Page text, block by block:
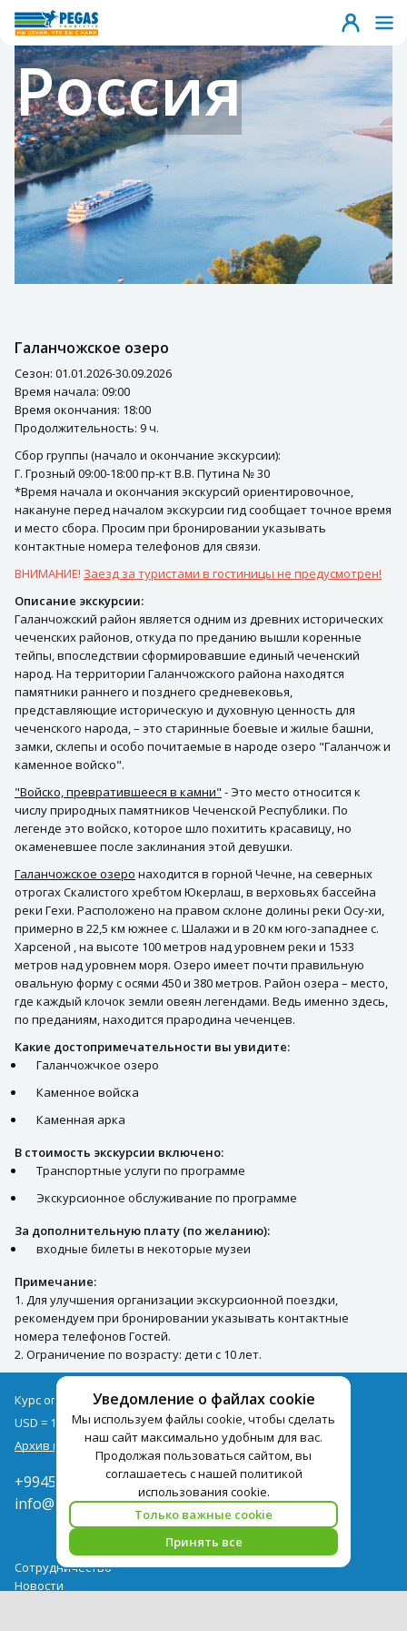
Россия
Галанчожское озеро
Сезон: 01.01.2026-30.09.2026
Время начала: 09:00
Время окончания: 18:00
Продолжительность: 9 ч.
Сбор группы (начало и окончание экскурсии):
Г. Грозный 09:00-18:00 пр-кт В.В. Путина № 30
*Время начала и окончания экскурсий ориентировочное,
накануне перед началом экскурсии гид сообщает точное время
и место сбора. Просим при бронировании указывать
контактные номера телефонов для связи.
ВНИМАНИЕ! Заезд за туристами в гостиницы не предусмотрен!
Описание экскурсии:
Галанчожский район является одним из древних исторических
чеченских районов, откуда по преданию вышли коренные
тейпы, впоследствии сформировавшие единый чеченский
народ. На территории Галанчожского района находятся
памятники раннего и позднего средневековья,
представляющие историческую и духовную ценность для
чеченского народа, – это старинные боевые и жилые башни,
замки, склепы и особо почитаемые в народе озеро "Галанчож и
каменное войско".
"Войско, превратившееся в камни" - Это место относится к
числу природных памятников Чеченской Республики. По
легенде это войско, которое шло похитить красавицу, но
окаменевшее после заклинания этой девушки.
Галанчожское озеро находится в горной Чечне, на северных
отрогах Скалистого хребтом Юкерлаш, в верховьях бассейна
реки Гехи. Расположено на правом склоне долины реки Осу-хи,
примерно в 22,5 км южнее с. Шалажи и в 20 км юго-западнее с.
Харсеной , на высоте 100 метров над уровнем реки и 1533
метров над уровнем моря. Озеро имеет почти правильную
овальную форму с осями 450 и 380 метров. Район озера – место,
где каждый клочок земли овеян легендами. Ведь именно здесь,
по преданиям, находится прародина чеченцев.
Какие достопримечательности вы увидите:
Галанчожчкое озеро
Каменное войска
Каменная арка
В стоимость экскурсии включено:
Транспортные услуги по программе
Экскурсионное обслуживание по программе
За дополнительную плату (по желанию):
входные билеты в некоторые музеи
Примечание:
1. Для улучшения организации экскурсионной поездки,
рекомендуем при бронировании указывать контактные
номера телефонов Гостей.
2. Ограничение по возрасту: дети с 10 лет.
Уведомление о файлах cookie
Мы используем файлы cookie, чтобы сделать
наш сайт максимально удобным для вас.
Продолжая пользоваться сайтом, вы
соглашаетесь с нашей политикой
использования cookie.
Только важные cookie
Принять все
Курс оплаты туров на 07.08
USD = 1,71
EUR = 1,97
Архив курсов
+994502285435
info@pegast.az
Сотрудничество
Новости